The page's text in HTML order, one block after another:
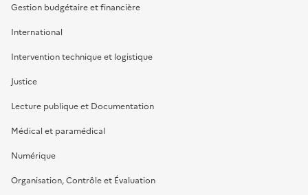
Gestion budgétaire et financière
International
Intervention technique et logistique
Justice
Lecture publique et Documentation
Médical et paramédical
Numérique
Organisation, Contrôle et Évaluation